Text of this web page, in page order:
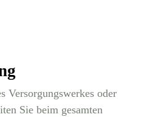
Versorgungswerkes oder
Sie beim gesamten